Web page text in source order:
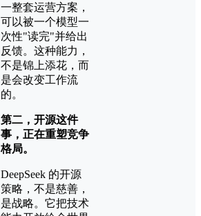
一整套运营方案，
可以被一个模型一
次性"读完"并给出
反馈。这种能力，
不是锦上添花，而
是会改变工作流
的。
第二，开源这件
事，正在重塑竞争
格局。
DeepSeek 的开源
策略，不是慈善，
是战略。它把技术